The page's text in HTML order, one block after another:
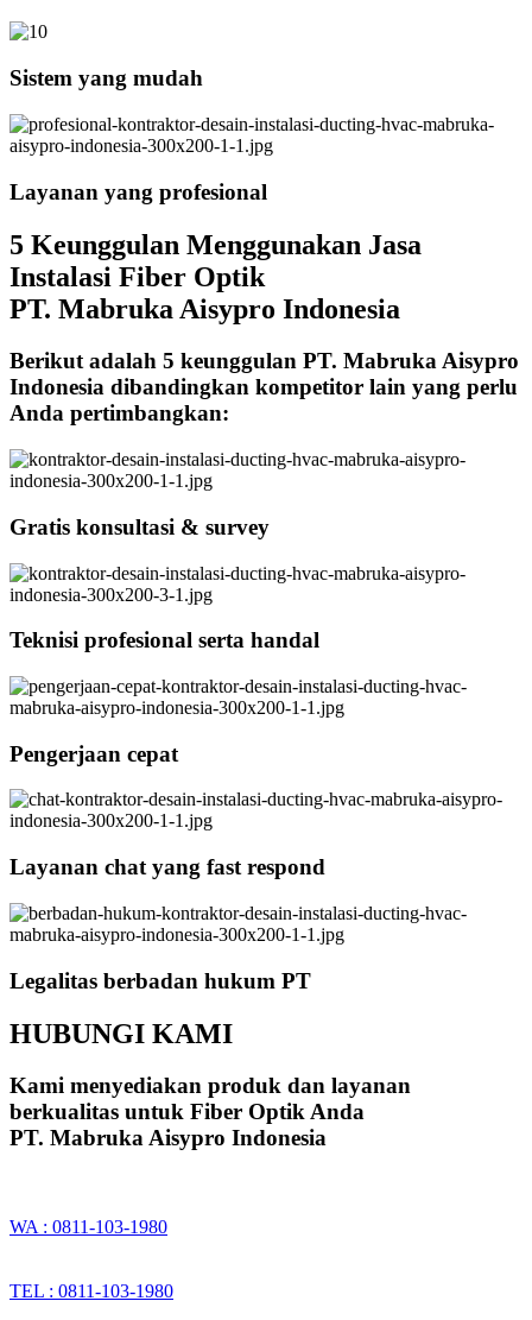
Sistem yang mudah
Layanan yang profesional
5 Keunggulan Menggunakan Jasa
Instalasi Fiber Optik
PT. Mabruka Aisypro Indonesia
Berikut adalah 5 keunggulan PT. Mabruka Aisypro
Indonesia dibandingkan kompetitor lain yang perlu
Anda pertimbangkan:
Gratis konsultasi & survey
Teknisi profesional serta handal
Pengerjaan cepat
Layanan chat yang fast respond
Legalitas berbadan hukum PT
HUBUNGI KAMI
Kami menyediakan produk dan layanan
berkualitas untuk Fiber Optik Anda
PT. Mabruka Aisypro Indonesia
WA : 0811-103-1980
TEL : 0811-103-1980